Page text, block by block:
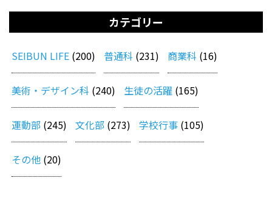
カテゴリー
SEIBUN LIFE (200) 普通科 (231) 商業科 (16)
美術・デザイン科 (240) 生徒の活躍 (165)
運動部 (245) 文化部 (273) 学校行事 (105)
その他 (20)